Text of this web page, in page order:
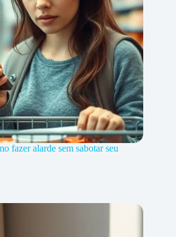
fazer alarde sem sabotar seu